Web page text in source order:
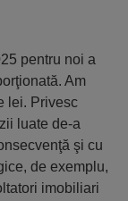
pentru noi a
Am
lei. Privesc
luate de-a
şi cu
de exemplu,
imobiliari